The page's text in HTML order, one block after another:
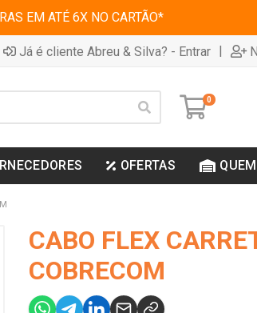
EM ATÉ 6X NO CARTÃO*
Já é cliente Abreu & Silva? - Entrar |
0
OFERTAS
CABO FLEX
COBRECOM